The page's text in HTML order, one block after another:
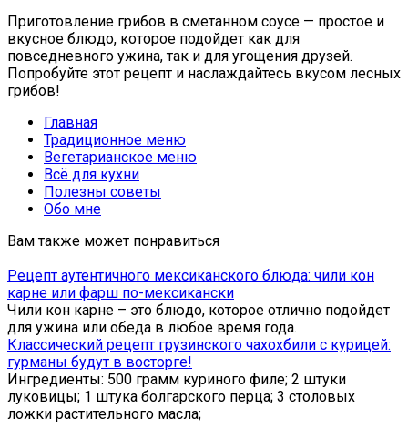
Приготовление грибов в сметанном соусе — простое и
вкусное блюдо, которое подойдет как для
повседневного ужина, так и для угощения друзей.
Попробуйте этот рецепт и наслаждайтесь вкусом лесных
грибов!
Главная
Традиционное меню
Вегетарианское меню
Всё для кухни
Полезны советы
Обо мне
Вам также может понравиться
Рецепт аутентичного мексиканского блюда: чили кон
карне или фарш по-мексикански
Чили кон карне – это блюдо, которое отлично подойдет
для ужина или обеда в любое время года.
Классический рецепт грузинского чахохбили с курицей:
гурманы будут в восторге!
Ингредиенты: 500 грамм куриного филе; 2 штуки
луковицы; 1 штука болгарского перца; 3 столовых
ложки растительного масла;